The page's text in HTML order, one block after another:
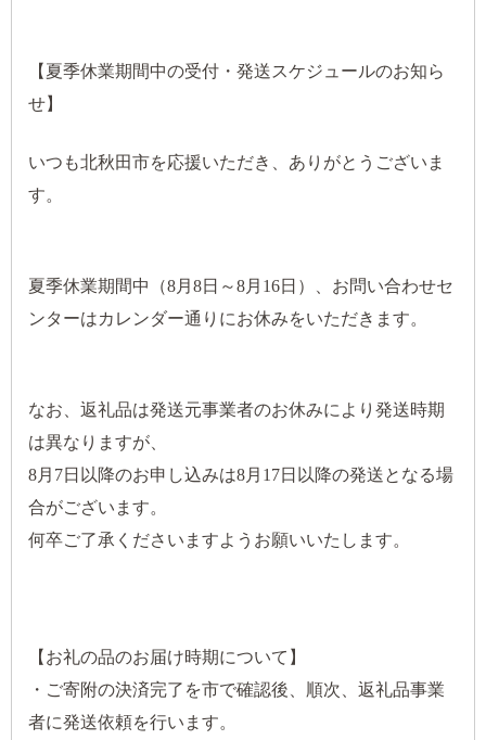
【夏季休業期間中の受付・発送スケジュールのお知ら
せ】
いつも北秋田市を応援いただき、ありがとうございま
す。
夏季休業期間中（8月8日～8月16日）、お問い合わせセ
ンターはカレンダー通りにお休みをいただきます。
なお、返礼品は発送元事業者のお休みにより発送時期
は異なりますが、
8月7日以降のお申し込みは8月17日以降の発送となる場
合がございます。
何卒ご了承くださいますようお願いいたします。
【お礼の品のお届け時期について】
・ご寄附の決済完了を市で確認後、順次、返礼品事業
者に発送依頼を行います。